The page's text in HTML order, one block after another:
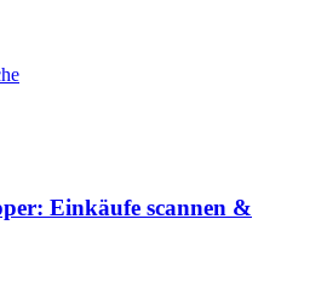
Einkäufe scannen &